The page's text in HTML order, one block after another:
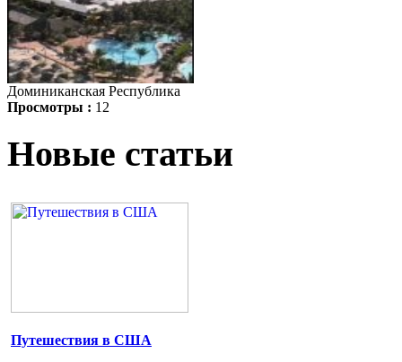
Доминиканская Республика
Просмотры : 12
Новые статьи
Путешествия в США